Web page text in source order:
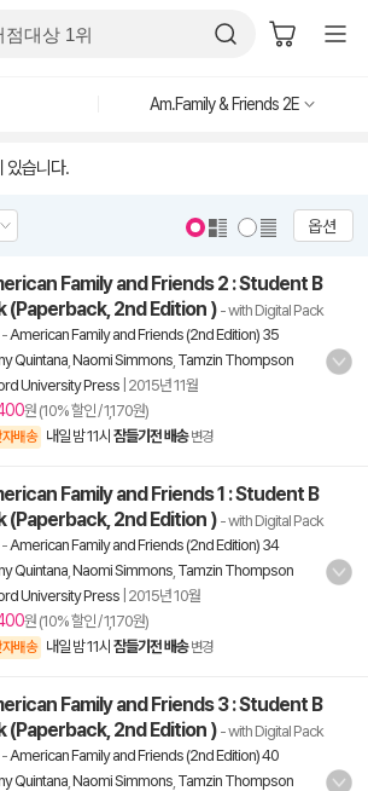
Am.Family & Friends 2E
있습니다.
옵션
Family and Friends 2 : Student B
(Paperback, 2nd Edition ) - with Digital Pack
-American Family and Friends (2nd Edition) 35
Quintana Naomi Simmons Tamzin Thompson
University Press 2015년 11월
원 (10% 할인 / 1,170원)
자배송 내일 밤 11시 잠들기전 배송 변경
Family and Friends 1 : Student B
(Paperback, 2nd Edition ) - with Digital Pack
-American Family and Friends (2nd Edition) 34
Quintana Naomi Simmons Tamzin Thompson
University Press 2015년 10월
원 (10% 할인 / 1,170원)
자배송 내일 밤 11시 잠들기전 배송 변경
Family and Friends 3 : Student B
(Paperback, 2nd Edition ) - with Digital Pack
-American Family and Friends (2nd Edition) 40
Quintana Naomi Simmons Tamzin Thompson